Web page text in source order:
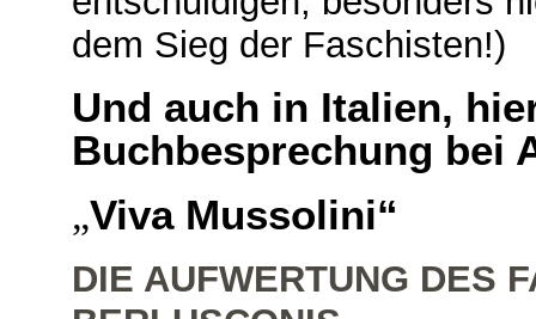
dem Sieg der Faschisten!)
Und auch in Italien,
Buchbesprechung bei
„Viva Mussolini“
DIE AUFWERTUNG DES